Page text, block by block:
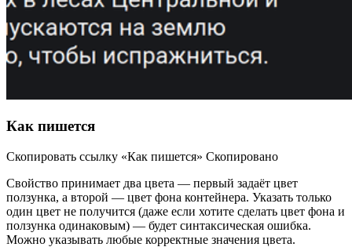
Как пишется
Скопировать ссылку «Как пишется» Скопировано
Свойство принимает два цвета — первый задаёт цвет
ползунка, а второй — цвет фона контейнера. Указать только
один цвет не получится (даже если хотите сделать цвет фона и
ползунка одинаковым) — будет синтаксическая ошибка.
Можно указывать любые корректные значения цвета.